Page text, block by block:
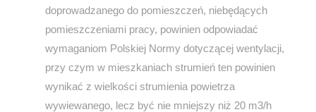
doprowadzanego do pomieszczeń, niebędących
pomieszczeniami pracy, powinien odpowiadać
wymaganiom Polskiej Normy dotyczącej wentylacji,
przy czym w mieszkaniach strumień ten powinien
wynikać z wielkości strumienia powietrza
wywiewanego, lecz być nie mniejszy niż 20 m3/h